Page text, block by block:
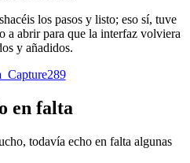
los pasos y listo; eso sí, tuve
a abrir para que la interfaz volviera
y añadidos.
en falta
todavía echo en falta algunas